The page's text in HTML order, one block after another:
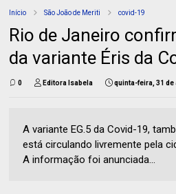
Início São João de Meriti covid-19
Rio de Janeiro
da variante Éris da
0 Editora Isabela quinta-feira, 31 de
A variante EG.5 da Covid-19,
está circulando livremente pela
A informação foi anunciada...